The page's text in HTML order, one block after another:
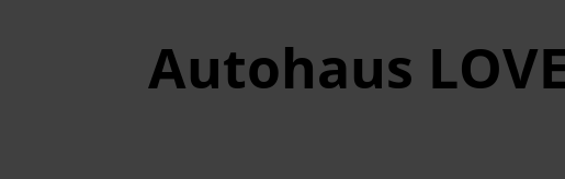
Autohaus